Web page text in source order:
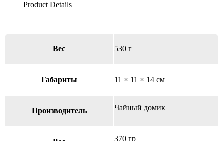
Вес 530 г
Габариты 11 × 11 × 14 см
Производитель Чайный домик
370 гр